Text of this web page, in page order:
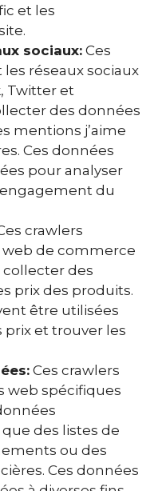
et les
sociaux: Ces
réseaux sociaux
Twitter et
des données
mentions j’aime
Ces données
pour analyser
du
crawlers
de commerce
des
prix des produits.
être utilisées
et trouver les
Ces crawlers
web spécifiques
des listes de
ou des
Ces données